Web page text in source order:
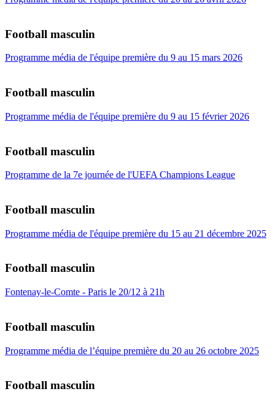
Football masculin
Programme média de l'équipe première du 9 au 15 mars 2026
Football masculin
Programme média de l'équipe première du 9 au 15 février 2026
Football masculin
Programme de la 7e journée de l'UEFA Champions League
Football masculin
Programme média de l'équipe première du 15 au 21 décembre 2025
Football masculin
Fontenay-le-Comte - Paris le 20/12 à 21h
Football masculin
Programme média de l’équipe première du 20 au 26 octobre 2025
Football masculin